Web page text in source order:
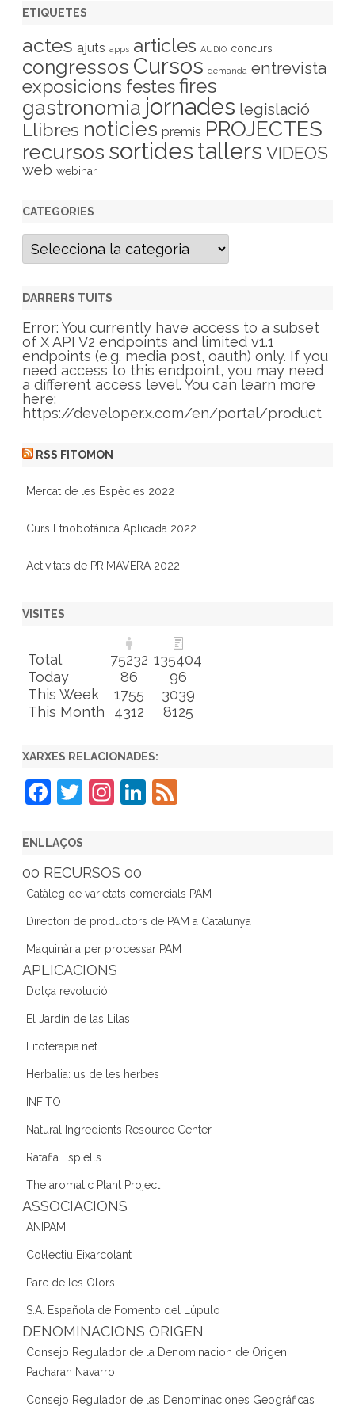
ETIQUETES
actes ajuts apps articles AUDIO concurs
congressos Cursos demanda entrevista
exposicions festesfires
gastronomia jornades legislació
Llibres noticies premis PROJECTES
recursos sortides tallers VIDEOS
web webinar
CATEGORIES
C
t
g
r
i
e
s
DARRERS TUITS
Error: You currently have access to a subset
of X API V2 endpoints and limited v1.1
endpoints (e.g. media post, oauth) only. If you
need access to this endpoint, you may need
a different access level. You can learn more
here:
https://developer.x.com/en/portal/product
RSS FITOMON
Mercat de les Espècies 2022
Curs Etnobotánica Aplicada 2022
Activitats de PRIMAVERA 2022
VISITES
Total 75232 135404
Today
86
96
This Week
1755
3039
This Month
4312 8125
XARXES RELACIONADES:
F
c
e
b
o
o
k
T
er
In
gr
a
m
Li
dI
n
ENLLAÇOS
00 RECURSOS 00
Catàleg de varietats comercials PAM
Directori de productors de PAM a Catalunya
Maquinària per processar PAM
APLICACIONS
Dolça revolució
El Jardín de las Lilas
Fitoterapia.net
Herbalia: us de les herbes
INFITO
Natural Ingredients Resource Center
Ratafia Espiells
The aromatic Plant Project
ASSOCIACIONS
ANIPAM
Col·lectiu Eixarcolant
Parc de les Olors
S.A. Española de Fomento del Lúpulo
DENOMINACIONS ORIGEN
Consejo Regulador de la Denominacion de Origen
Pacharan Navarro
Consejo Regulador de las Denominaciones Geográficas